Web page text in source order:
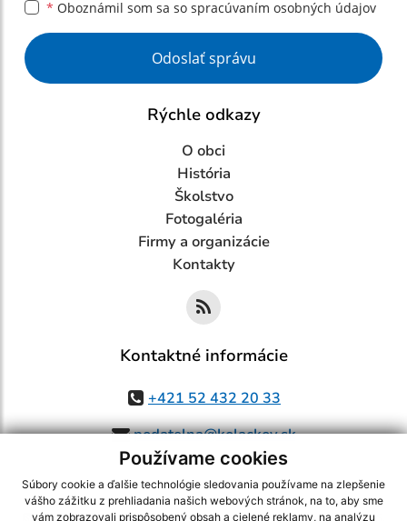
Používame cookies
Súbory cookie a ďalšie technológie sledovania používame na zlepšenie
vášho zážitku z prehliadania našich webových stránok, na to, aby sme
vám zobrazovali prispôsobený obsah a cielené reklamy, na analýzu
* Oboznámil som sa so spracúvaním osobných údajov
Google reCaptcha Response
Odoslať správu
Rýchle odkazy
O obci
História
Školstvo
Fotogaléria
Firmy a organizácie
Kontakty
Kontaktné informácie
+421 52 432 20 33
podatelna@kolackov.sk
využite možnosť získavania aktuálnych informácií s využitím RSS